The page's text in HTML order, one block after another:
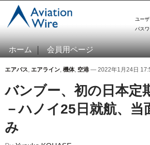
ユー
パス
ホーム 会員用ページ
エアバス, エアライン, 機体, 空港 — 2022年1月24日
バンブー、初の日本
－ハノイ25日就航、当
み